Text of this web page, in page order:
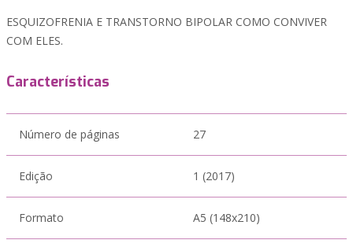
ESQUIZOFRENIA E TRANSTORNO BIPOLAR COMO CONVIVER
COM ELES.
Características
Número de páginas 27
Edição 1 (2017)
Formato A5 (148x210)